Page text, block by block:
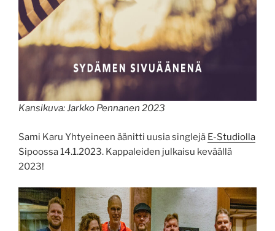
Kansikuva: Jarkko Pennanen 2023
Sami Karu Yhtyeineen äänitti uusia singlejä E-Studiolla
Sipoossa 14.1.2023. Kappaleiden julkaisu keväällä
2023!